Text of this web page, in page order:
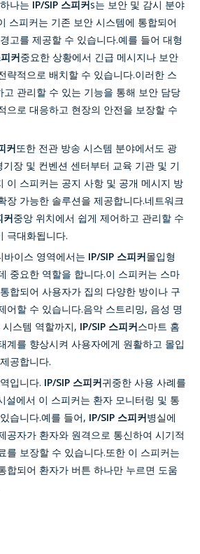
나는 IP/SIP 스피커s는 보안 및 감시 분야
스피커는 기존 보안 시스템에 통합되어
고를 제공할 수 있습니다.예를 들어 대형
커중요한 상황에서 긴급 메시지나 보안
략적으로 배치할 수 있습니다.이러한 스
관리할 수 있는 기능을 통해 보안 담당
으로 대응하고 현장의 안전을 보장할 수
커또한 전관 방송 시스템 분야에서도 광
장 및 컨벤션 센터부터 교육 기관 및 기
이 스피커는 공지 사항 및 공개 메시지 방
장 가능한 솔루션을 제공합니다.네트워크
커중앙 위치에서 쉽게 제어하고 관리할 수
극대화됩니다.
바이스 영역에서는 IP/SIP 스피커몰입형
중요한 역할을 합니다.이 스피커는 스마
합되어 사용자가 집의 다양한 방이나 구
어할 수 있습니다.음악 스트리밍, 음성 명
스템 역할까지, IP/SIP 스피커스마트 홈
계를 향상시켜 사용자에게 원활하고 몰입
공합니다.
입니다. IP/SIP 스피커귀중한 사용 사례를
설에서 이 스피커는 환자 모니터링 및 통
습니다.예를 들어, IP/SIP 스피커병실에
공자가 환자와 원격으로 통신하여 시기적
를 보장할 수 있습니다.또한 이 스피커는
합되어 환자가 버튼 하나만 누르면 도움